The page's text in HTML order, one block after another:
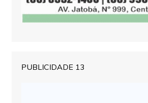
PUBLICIDADE 13